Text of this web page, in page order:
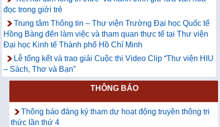
đọc trong giới trẻ
Trung tâm Thông tin – Thư viện Trường Đại học Quốc tế
Hồng Bàng đến làm việc và tham quan thực tế tại Thư viện
Đại học Kinh tế Thành phố Hồ Chí Minh
Lễ tổng kết và trao giải Cuộc thi Video Clip “Thư viện HIU
– Sách, Thơ và Bạn”
THÔNG BÁO
Thông báo đăng ký tham dự hoạt động truyền thông tri
thức lần thứ 4